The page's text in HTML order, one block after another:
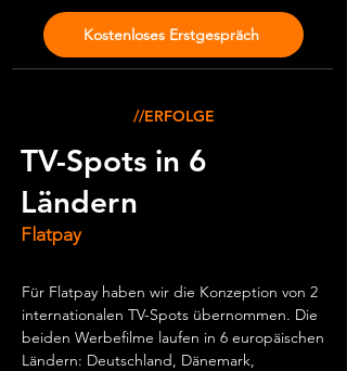
Kostenloses Erstgespräch
//ERFOLGE
TV-Spots in 6
Ländern
Flatpay
Für Flatpay haben wir die Konzeption von 2
internationalen TV-Spots übernommen. Die
beiden Werbefilme laufen in 6 europäischen
Ländern: Deutschland, Dänemark,